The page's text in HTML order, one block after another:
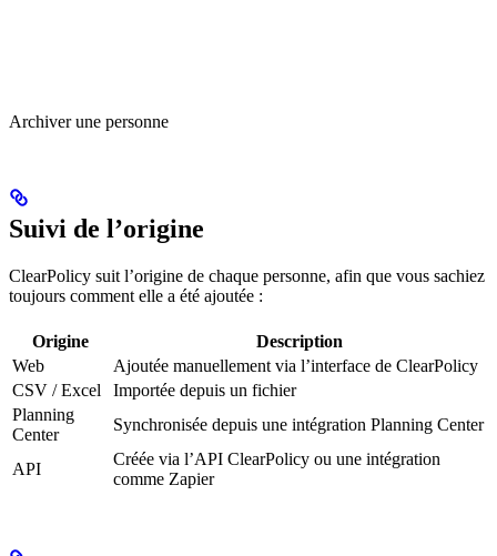
Archiver une personne
Suivi de l’origine
ClearPolicy suit l’origine de chaque personne, afin que vous sachiez
toujours comment elle a été ajoutée :
Origine
Description
Web
Ajoutée manuellement via l’interface de ClearPolicy
CSV / Excel
Importée depuis un fichier
Planning
Center
Synchronisée depuis une intégration Planning Center
API
Créée via l’API ClearPolicy ou une intégration
comme Zapier